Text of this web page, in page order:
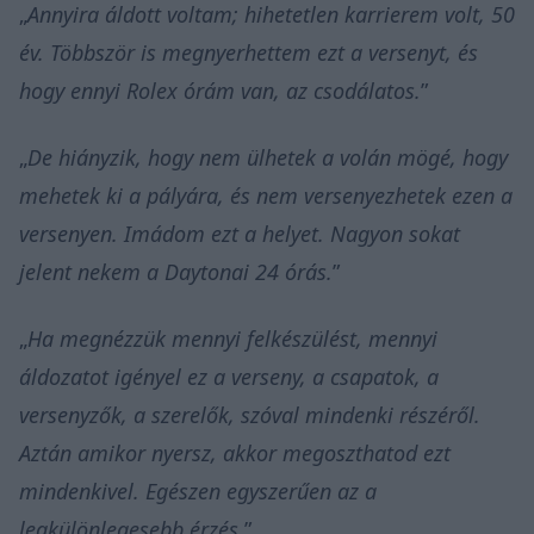
„Annyira áldott voltam; hihetetlen karrierem volt, 50
év. Többször is megnyerhettem ezt a versenyt, és
hogy ennyi Rolex órám van, az csodálatos.”
„De hiányzik, hogy nem ülhetek a volán mögé, hogy
mehetek ki a pályára, és nem versenyezhetek ezen a
versenyen. Imádom ezt a helyet. Nagyon sokat
jelent nekem a Daytonai 24 órás.”
„Ha megnézzük mennyi felkészülést, mennyi
áldozatot igényel ez a verseny, a csapatok, a
versenyzők, a szerelők, szóval mindenki részéről.
Aztán amikor nyersz, akkor megoszthatod ezt
mindenkivel. Egészen egyszerűen az a